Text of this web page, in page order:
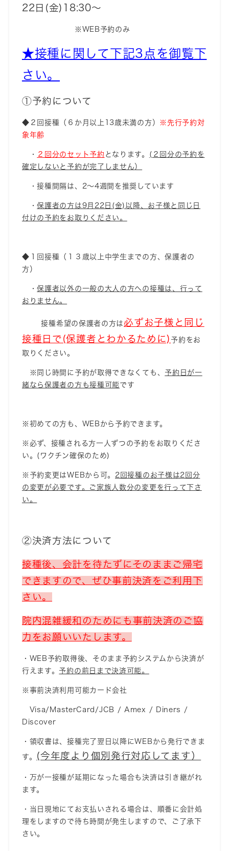
22日(金)18:30～
※WEB予約のみ
★接種に関して下記3点を御覧下
さい。
①予約について
◆２回接種（６か月以上13歳未満の方）
※先行予約対
象年齢
・ ２回分のセット予約 となります。 ( ２回分の予約を
確定しないと予約が完了しません ）
・接種間隔は、2～4週間を推奨しています
・保護者の方は9月22日(金)以降、お子様と同じ日
付けの予約をお取りください。
◆１回接種（１３歳以上中学生までの方、保護者の
方）
・保護者以外の一般の大人の方への接種は、行って
おりません。
接種希望の保護者の方は 必ずお子様と同じ
接種日で(保護者とわかるために) 予約をお
取りください。
※同じ時間に予約が取得できなくても、 予約日が一
緒なら保護者の方も接種可能です
※初めての方も、WEBから予約できます。
※必ず、接種される方一人ずつの予約をお取りくださ
い。(ワクチン確保のため)
※予約変更はWEBから可。 2回接種のお子様は2回分
の変更が必要です。ご家族人数分の変更を行って下さ
い。
②決済方法について
接種後、会計を待たずにそのままご帰宅
できますので、ぜひ事前決済をご利用下
さい。
院内混雑緩和のためにも事前決済のご協
力をお願いいたします。
・WEB予約取得後、そのまま予約システムから決済が
行えます。 予約の前日まで決済可能。
※事前決済利用可能カード会社
Visa/MasterCard/JCB / Amex / Diners /
Discover
・領収書は、接種完了翌日以降にWEBから発行できま
す。 (今年度より個別発行対応してます）
・万が一接種が延期になった場合も決済は引き継がれ
ます。
・当日現地にてお支払いされる場合は、順番に会計処
理をしますので待ち時間が発生しますので、ご了承下
さい。